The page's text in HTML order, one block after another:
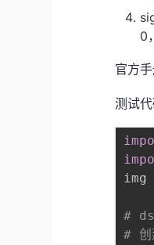
0
官方
测试代
#
# 创